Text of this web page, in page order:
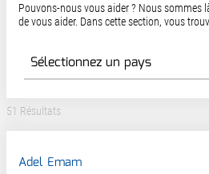
Pouvons-nous vous aider ? Nous sommes
de vous aider. Dans cette section, vous
51 Résultats
Adel Emam